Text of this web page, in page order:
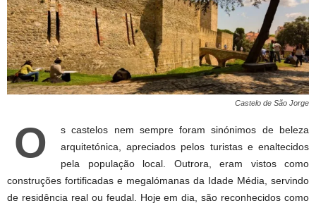
Castelo de São Jorge
O
s castelos nem sempre foram sinónimos de beleza
arquitetónica, apreciados pelos turistas e enaltecidos
pela população local. Outrora, eram vistos como
construções fortificadas e megalómanas da Idade Média, servindo
de residência real ou feudal. Hoje em dia, são reconhecidos como